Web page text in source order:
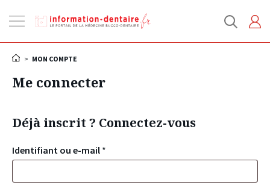
la
> MON COMPTE
Me connecter
Déjà inscrit ? Connectez-vous
Identifiant ou e-mail *